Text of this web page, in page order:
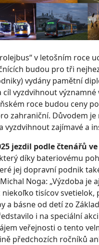
v letošním roce
budou pro tři
vydány pamětní
vyzdvihnout
roce budou ceny
zahraniční. Důvodem
vyzdvihnout zajímavé a
jezdil podle čtenářů
díky bateriovému
jej dopravní podnik
Noga: „Výzdoba je
tisícov
básne od detí zo
i na speciální
veřejnosti o tento
předchozích ročníků